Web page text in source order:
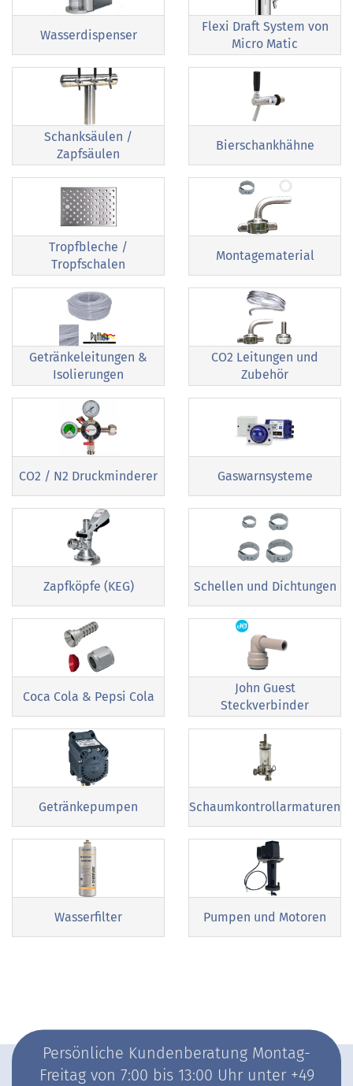
Wasserdispenser
Flexi Draft System von
Micro Matic
Schanksäulen /
Zapfsäulen
Bierschankhähne
Tropfbleche /
Tropfschalen
Montagematerial
Getränkeleitungen &
Isolierungen
CO2 Leitungen und
Zubehör
CO2 / N2 Druckminderer Gaswarnsysteme
Zapfköpfe (KEG) Schellen und Dichtungen
Coca Cola & Pepsi Cola
John Guest
Steckverbinder
Getränkepumpen Schaumkontrollarmaturen
Wasserfilter Pumpen und Motoren
Persönliche Kundenberatung Montag-
Freitag von 7:00 bis 13:00 Uhr unter +49